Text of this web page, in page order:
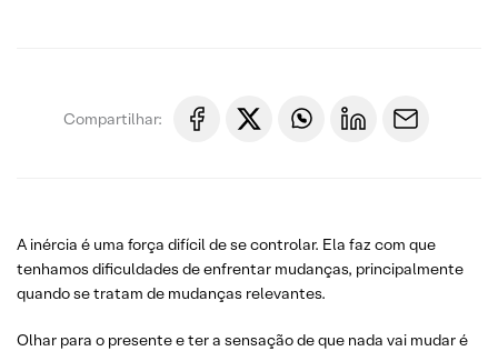
Compartilhar:
A inércia é uma força difícil de se controlar. Ela faz com que
tenhamos dificuldades de enfrentar mudanças, principalmente
quando se tratam de mudanças relevantes.
Olhar para o presente e ter a sensação de que nada vai mudar é